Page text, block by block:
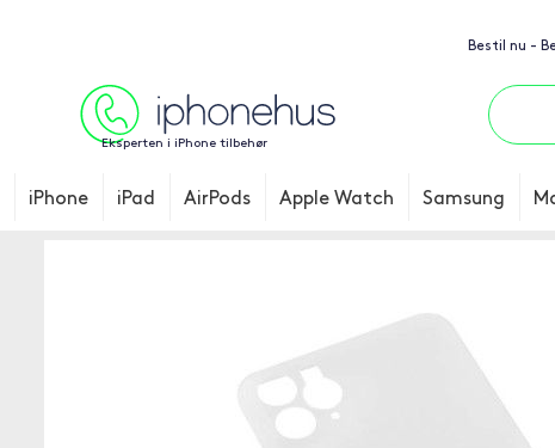
Bestil nu -
Eksperten i iPhone tilbehør
iPhone iPad AirPods Apple Watch Samsung